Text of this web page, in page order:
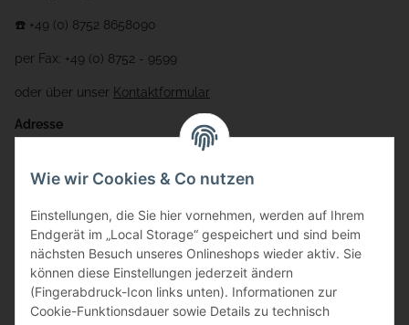
☎️ +49 (0) 8752 8658090
per Fax: +49 (0) 8752 - 9599
oder über unser Kontaktformular
Adresse
Gewerbering 17
84072 Au i.d. Hallertau
info@bauer-tore.de
Wie wir Cookies & Co nutzen
Einstellungen, die Sie hier vornehmen, werden auf Ihrem
Endgerät im „Local Storage“ gespeichert und sind beim
nächsten Besuch unseres Onlineshops wieder aktiv. Sie
können diese Einstellungen jederzeit ändern
(Fingerabdruck-Icon links unten). Informationen zur
Cookie-Funktionsdauer sowie Details zu technisch